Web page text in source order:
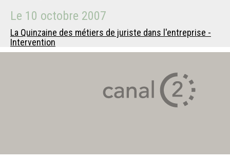
Le 10 octobre 2007
La Quinzaine des métiers de juriste dans l'entreprise -
Intervention